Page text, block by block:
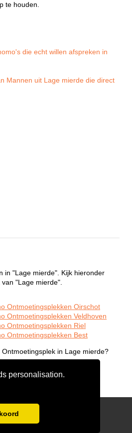
personalisation.
te houden.
die echt willen afspreken in
Mannen uit Lage mierde die direct
in "Lage mierde". Kijk hieronder
"Lage mierde".
Ontmoetingsplekken Oirschot
Ontmoetingsplekken Veldhoven
Ontmoetingsplekken Riel
Ontmoetingsplekken Best
in Lage mierde?